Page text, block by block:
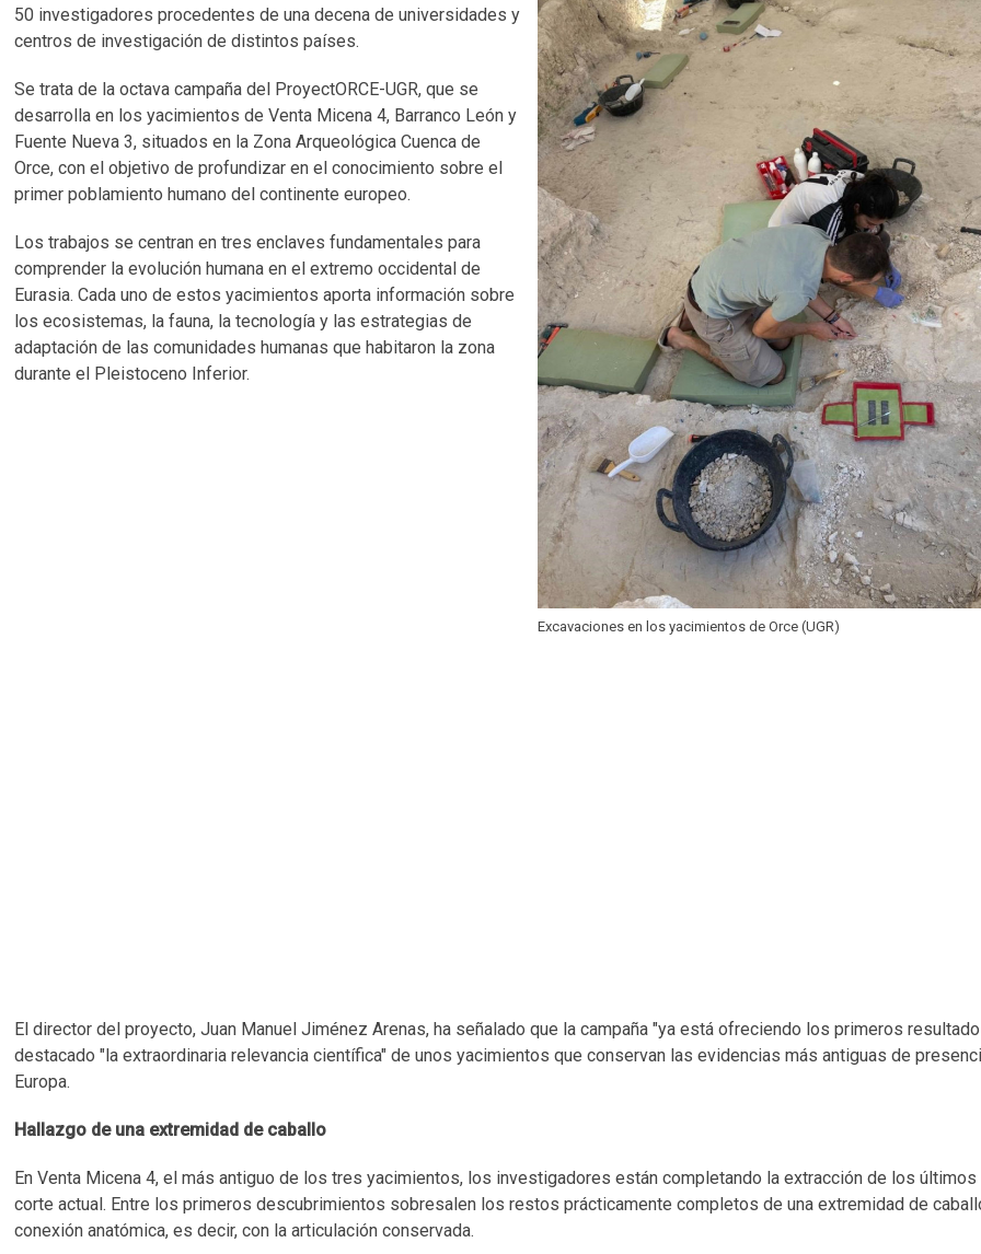
Excavaciones en los yacimientos de Orce (UGR)
50 investigadores procedentes de una decena de universidades y
centros de investigación de distintos países.
Se trata de la octava campaña del ProyectORCE-UGR, que se
desarrolla en los yacimientos de Venta Micena 4, Barranco León y
Fuente Nueva 3, situados en la Zona Arqueológica Cuenca de
Orce, con el objetivo de profundizar en el conocimiento sobre el
primer poblamiento humano del continente europeo.
Los trabajos se centran en tres enclaves fundamentales para
comprender la evolución humana en el extremo occidental de
Eurasia. Cada uno de estos yacimientos aporta información sobre
los ecosistemas, la fauna, la tecnología y las estrategias de
adaptación de las comunidades humanas que habitaron la zona
durante el Pleistoceno Inferior.
El director del proyecto, Juan Manuel Jiménez Arenas, ha señalado que la campaña "ya está ofreciendo los primeros
destacado "la extraordinaria relevancia científica" de unos yacimientos que conservan las evidencias más antiguas de
Europa.
Hallazgo de una extremidad de caballo
En Venta Micena 4, el más antiguo de los tres yacimientos, los investigadores están completando la extracción de los
corte actual. Entre los primeros descubrimientos sobresalen los restos prácticamente completos de una extremidad de
conexión anatómica, es decir, con la articulación conservada.